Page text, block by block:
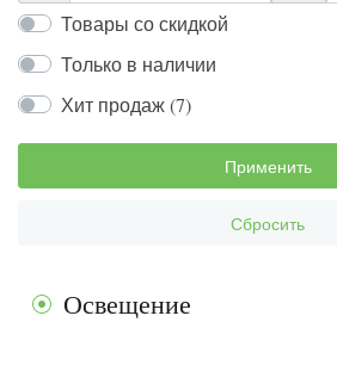
Товары со скидкой
Только в наличии
Хит продаж (7)
Применить
Сбросить
Освещение